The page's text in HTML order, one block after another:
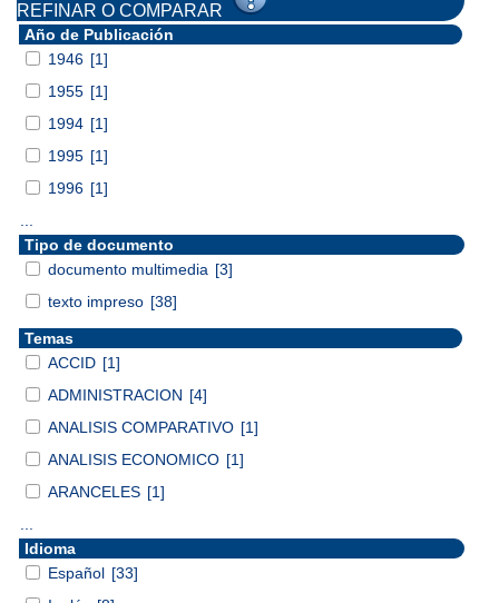
REFINAR O COMPARAR
Año de Publicación
1946 [1]
1955 [1]
1994 [1]
1995 [1]
1996 [1]
Tipo de documento
documento multimedia [3]
texto impreso [38]
Temas
ACCID [1]
ADMINISTRACION [4]
ANALISIS COMPARATIVO [1]
ANALISIS ECONOMICO [1]
ARANCELES [1]
Idioma
Español [33]